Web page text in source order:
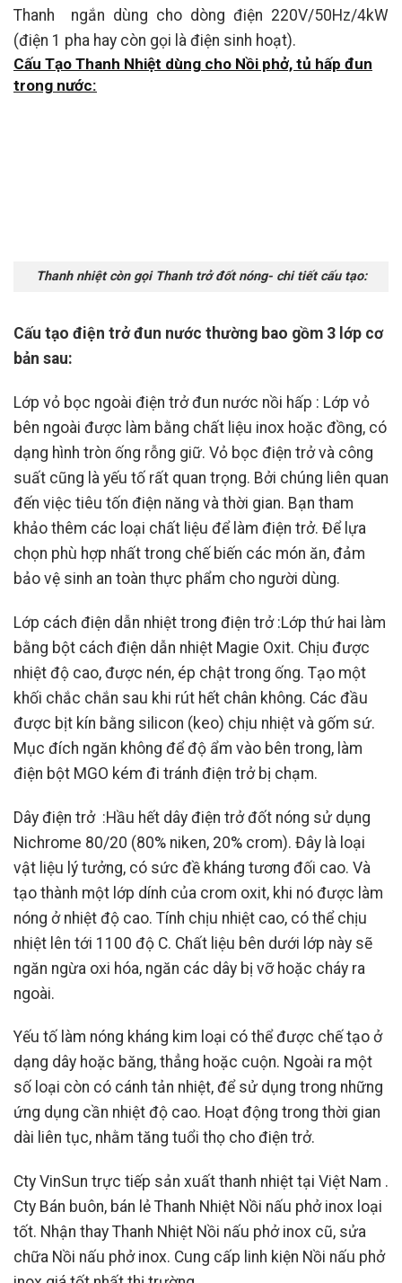
Thanh ngắn dùng cho dòng điện 220V/50Hz/4kW
(điện 1 pha hay còn gọi là điện sinh hoạt).
Cấu Tạo Thanh Nhiệt dùng cho Nồi phở, tủ hấp đun
trong nước:
Thanh nhiệt còn gọi Thanh trở đốt nóng- chi tiết cấu tạo:
Cấu tạo điện trở đun nước thường bao gồm 3 lớp cơ
bản sau:
Lớp vỏ bọc ngoài điện trở đun nước nồi hấp : Lớp vỏ
bên ngoài được làm bằng chất liệu inox hoặc đồng, có
dạng hình tròn ống rỗng giữ. Vỏ bọc điện trở và công
suất cũng là yếu tố rất quan trọng. Bởi chúng liên quan
đến việc tiêu tốn điện năng và thời gian. Bạn tham
khảo thêm các loại chất liệu để làm điện trở. Để lựa
chọn phù hợp nhất trong chế biến các món ăn, đảm
bảo vệ sinh an toàn thực phẩm cho người dùng.
Lớp cách điện dẫn nhiệt trong điện trở :Lớp thứ hai làm
bằng bột cách điện dẫn nhiệt Magie Oxit. Chịu được
nhiệt độ cao, được nén, ép chật trong ống. Tạo một
khối chắc chắn sau khi rút hết chân không. Các đầu
được bịt kín bằng silicon (keo) chịu nhiệt và gốm sứ.
Mục đích ngăn không để độ ẩm vào bên trong, làm
điện bột MGO kém đi tránh điện trở bị chạm.
Dây điện trở :Hầu hết dây điện trở đốt nóng sử dụng
Nichrome 80/20 (80% niken, 20% crom). Đây là loại
vật liệu lý tưởng, có sức đề kháng tương đối cao. Và
tạo thành một lớp dính của crom oxit, khi nó được làm
nóng ở nhiệt độ cao. Tính chịu nhiệt cao, có thể chịu
nhiệt lên tới 1100 độ C. Chất liệu bên dưới lớp này sẽ
ngăn ngừa oxi hóa, ngăn các dây bị vỡ hoặc cháy ra
ngoài.
Yếu tố làm nóng kháng kim loại có thể được chế tạo ở
dạng dây hoặc băng, thẳng hoặc cuộn. Ngoài ra một
số loại còn có cánh tản nhiệt, để sử dụng trong những
ứng dụng cần nhiệt độ cao. Hoạt động trong thời gian
dài liên tục, nhằm tăng tuổi thọ cho điện trở.
Cty VinSun trực tiếp sản xuất thanh nhiệt tại Việt Nam .
Cty Bán buôn, bán lẻ Thanh Nhiệt Nồi nấu phở inox loại
tốt. Nhận thay Thanh Nhiệt Nồi nấu phở inox cũ, sửa
chữa Nồi nấu phở inox. Cung cấp linh kiện Nồi nấu phở